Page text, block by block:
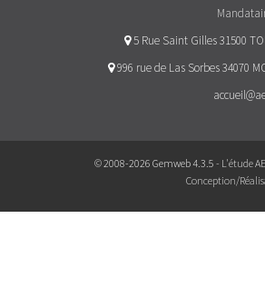
5 Rue Saint Gilles 31500
996 rue de Las Sorbes 34070
© 2008-2026 Gemweb 4.3.5 - L'étude
Conception/